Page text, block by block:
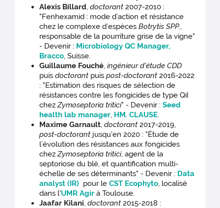
Alexis Billard,doctorant 2007-2010 :
"Fenhexamid : mode d’action et résistance
chez le complexe d’espècesBotrytis SPP.,
responsable de la pourriture grise de la vigne"
- Devenir : Microbiology QC Manager,
Bracco, Suisse.
Guillaume Fouché,ingénieur d'étude CDD
puis doctorant puis post-doctorant 2016-2022
: "Estimation des risques de sélection de
résistances contre les fongicides de type QiI
chezZymoseptoria tritici" - Devenir :Seed
health lab manager, HM. CLAUSE.
Maxime Garnault,doctorant 2017-2019,
post-doctorant jusqu'en 2020 : "Étude de
l’évolution des résistances aux fongicides
chezZymoseptoria tritici, agent de la
septoriose du blé, et quantification multi-
échelle de ses déterminants" - Devenir : Data
analyst (IR) pour leCST Ecophyto, localisé
dans l'UMR Agir à Toulouse.
Jaafar Kilani,doctorant 2015-2018 :